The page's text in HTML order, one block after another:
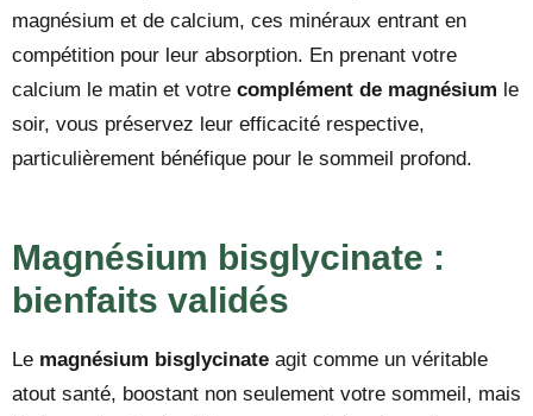
magnésium et de calcium, ces minéraux entrant en
compétition pour leur absorption. En prenant votre
calcium le matin et votre complément de magnésium le
soir, vous préservez leur efficacité respective,
particulièrement bénéfique pour le sommeil profond.
Magnésium bisglycinate :
bienfaits validés
Le magnésium bisglycinate agit comme un véritable
atout santé, boostant non seulement votre sommeil, mais